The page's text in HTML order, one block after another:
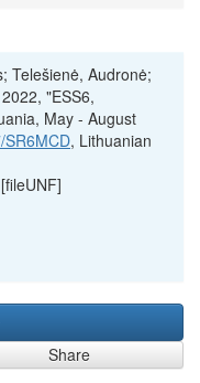
Telešienė, Audronė;
"ESS6,
May - August
, Lithuanian
Share